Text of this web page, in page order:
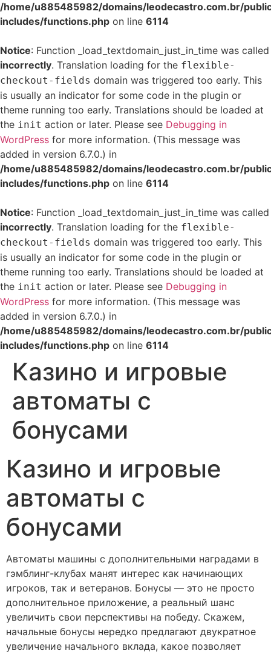
/home/u885485982/domains/leodecastro.com.br/
includes/functions.php on line 6114
Notice: Function _load_textdomain_just_in_time was called
incorrectly. Translation loading for the flexible-
checkout-fields domain was triggered too early. This
is usually an indicator for some code in the plugin or
theme running too early. Translations should be loaded at
the init action or later. Please see Debugging in
WordPress for more information. (This message was
added in version 6.7.0.) in
/home/u885485982/domains/leodecastro.com.br/
includes/functions.php on line 6114
Notice: Function _load_textdomain_just_in_time was called
incorrectly. Translation loading for the flexible-
checkout-fields domain was triggered too early. This
is usually an indicator for some code in the plugin or
theme running too early. Translations should be loaded at
the init action or later. Please see Debugging in
WordPress for more information. (This message was
added in version 6.7.0.) in
/home/u885485982/domains/leodecastro.com.br/
includes/functions.php on line 6114
Казино и игровые
автоматы с
бонусами
Казино и игровые
автоматы с
бонусами
Автоматы машины с дополнительными наградами в
гэмблинг-клубах манят интерес как начинающих
игроков, так и ветеранов. Бонусы — это не просто
дополнительное приложение, а реальный шанс
увеличить свои перспективы на победу. Скажем,
начальные бонусы нередко предлагают двукратное
увеличение начального вклада, какое позволяет